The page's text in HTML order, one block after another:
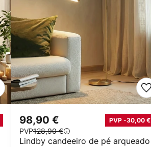
Lindby candeeiro de pé arqueado
98,90 € PVP -30,00 €
PVP128,90 €